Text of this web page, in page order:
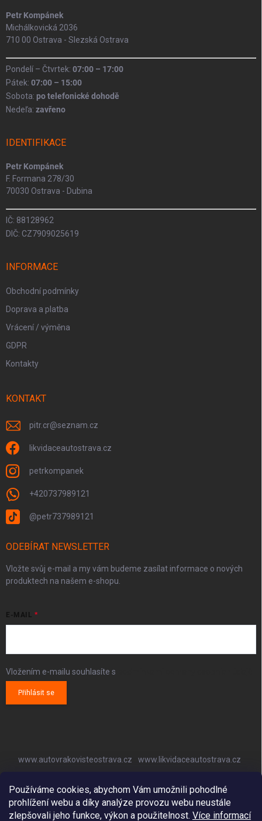
Používáme cookies, abychom Vám umožnili pohodlné
prohlížení webu a díky analýze provozu webu neustále
zlepšovali jeho funkce, výkon a použitelnost. Více informací
Petr Kompánek
Michálkovická 2036
710 00 Ostrava - Slezská Ostrava
Pondelí – Čtvrtek: 07:00 – 17:00
Pátek: 07:00 – 15:00
Sobota: po telefonické dohodě
Nedeľa: zavřeno
IDENTIFIKACE
Petr Kompánek
F. Formana 278/30
70030 Ostrava - Dubina
IČ: 88128962
DIČ: CZ7909025619
INFORMACE
Obchodní podmínky
Doprava a platba
Vrácení / výměna
GDPR
Kontakty
KONTAKT
pitr.cr@seznam.cz
likvidaceautostrava.cz
petrkompanek
+420737989121
@petr737989121
ODEBÍRAT NEWSLETTER
Vložte svůj e-mail a my vám budeme zasílat informace o nových
produktech na našem e-shopu.
E-MAIL
Vložením e-mailu souhlasíte s
Přihlásit se
www.autovrakovisteostrava.cz
www.likvidaceautostrava.cz